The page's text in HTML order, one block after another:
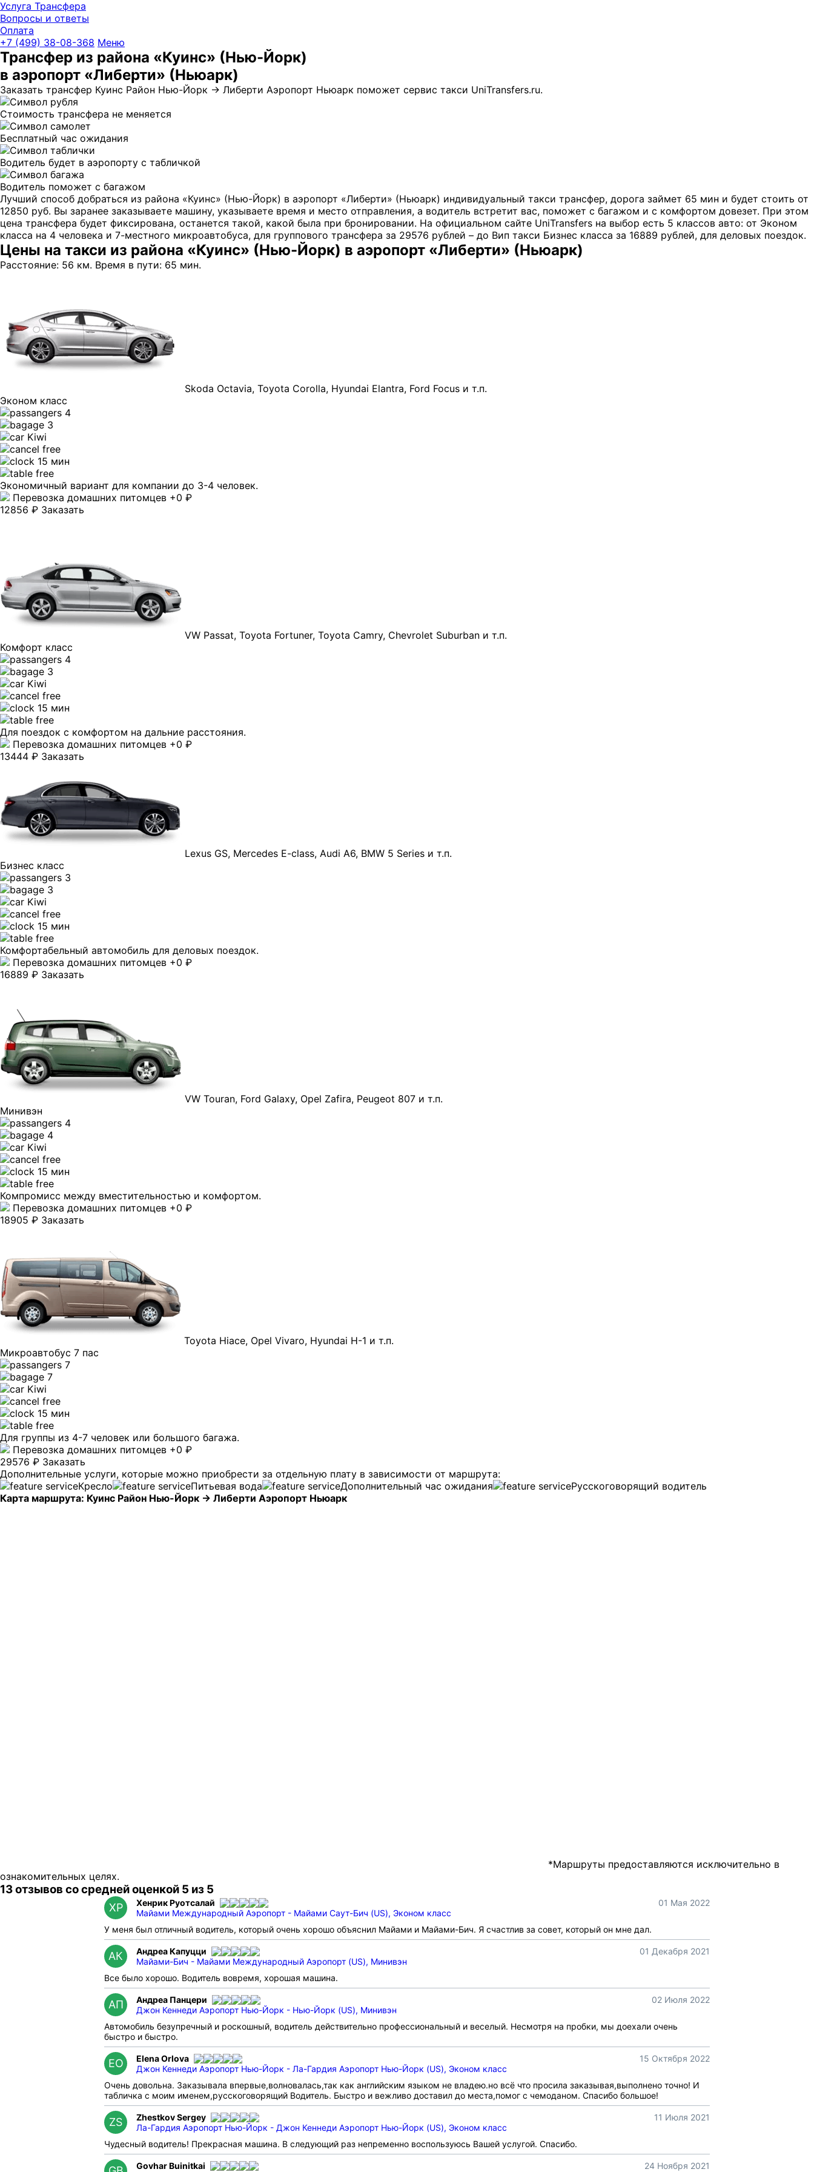
UniTransfers
Услуга Трансфера
Вопросы и ответы
Оплата
+7 (499) 38-08-368 Меню
Трансфер из района «Куинс» (Нью-Йорк)
в аэропорт «Либерти» (Ньюарк)
Заказать трансфер Куинс Район Нью-Йорк → Либерти Аэропорт Ньюарк поможет сервис такси UniTransfers.ru.
Стоимость трансфера не меняется
Бесплатный час ожидания
Водитель будет в аэропорту с табличкой
Водитель поможет с багажом
Лучший способ добраться из района «Куинс» (Нью-Йорк) в аэропорт «Либерти» (Ньюарк) индивидуальный такси трансфер, дорога займет 65 мин и будет стоить от
12850 руб. Вы заранее заказываете машину, указываете время и место отправления, а водитель встретит вас, поможет с багажом и с комфортом довезет. При этом
цена трансфера будет фиксирована, останется такой, какой была при бронировании. На официальном сайте UniTransfers на выбор есть 5 классов авто: от Эконом
класса на 4 человека и 7-местного микроавтобуса, для группового трансфера за 29576 рублей – до Вип такси Бизнес класса за 16889 рублей, для деловых поездок.
Цены на такси из района «Куинс» (Нью-Йорк) в аэропорт «Либерти» (Ньюарк)
Расстояние: 56 км. Время в пути: 65 мин.
Skoda Octavia, Toyota Corolla, Hyundai Elantra, Ford Focus и т.п.
Эконом класс
4
3
Kiwi
free
15 мин
free
Экономичный вариант для компании до 3-4 человек.
Перевозка домашних питомцев +0 ₽
12856 ₽ Заказать
VW Passat, Toyota Fortuner, Toyota Camry, Chevrolet Suburban и т.п.
Комфорт класс
4
3
Kiwi
free
15 мин
free
Для поездок с комфортом на дальние расстояния.
Перевозка домашних питомцев +0 ₽
13444 ₽ Заказать
Lexus GS, Mercedes E-class, Audi A6, BMW 5 Series и т.п.
Бизнес класс
3
3
Kiwi
free
15 мин
free
Комфортабельный автомобиль для деловых поездок.
Перевозка домашних питомцев +0 ₽
16889 ₽ Заказать
VW Touran, Ford Galaxy, Opel Zafira, Peugeot 807 и т.п.
Минивэн
4
4
Kiwi
free
15 мин
free
Компромисс между вместительностью и комфортом.
Перевозка домашних питомцев +0 ₽
18905 ₽ Заказать
Toyota Hiace, Opel Vivaro, Hyundai H-1 и т.п.
Микроавтобус 7 пас
7
7
Kiwi
free
15 мин
free
Для группы из 4-7 человек или большого багажа.
Перевозка домашних питомцев +0 ₽
29576 ₽ Заказать
Дополнительные услуги, которые можно приобрести за отдельную плату в зависимости от маршрута:
Кресло
Питьевая вода Дополнительный час ожидания
Русскоговорящий водитель
Карта маршрута: Куинс Район Нью-Йорк → Либерти Аэропорт Ньюарк
*Маршруты предоставляются исключительно в
ознакомительных целях.
13 отзывов со средней оценкой 5 из 5
ХР Хенрик Руотсалай
01 Мая 2022
Майами Международный Аэропорт - Майами Саут-Бич (US), Эконом класс
У меня был отличный водитель, который очень хорошо объяснил Майами и Майами-Бич. Я счастлив за совет, который он мне дал.
АК Андреа Капуцци
01 Декабря 2021
Майами-Бич - Майами Международный Аэропорт (US), Минивэн
Все было хорошо. Водитель вовремя, хорошая машина.
АП Андреа Панцери
02 Июля 2022
Джон Кеннеди Аэропорт Нью-Йорк - Нью-Йорк (US), Минивэн
Автомобиль безупречный и роскошный, водитель действительно профессиональный и веселый. Несмотря на пробки, мы доехали очень
быстро и быстро.
EO Elena Orlova
15 Октября 2022
Джон Кеннеди Аэропорт Нью-Йорк - Ла-Гардия Аэропорт Нью-Йорк (US), Эконом класс
Очень довольна. Заказывала впервые,волновалась,так как английским языком не владею.но всё что просила заказывая,выполнено точно! И
табличка с моим именем,русскоговорящий Водитель. Быстро и вежливо доставил до места,помог с чемоданом. Спасибо большое!
ZS Zhestkov Sergey
11 Июля 2021
Ла-Гардия Аэропорт Нью-Йорк - Джон Кеннеди Аэропорт Нью-Йорк (US), Эконом класс
Чудесный водитель! Прекрасная машина. В следующий раз непременно воспользуюсь Вашей услугой. Спасибо.
Govhar Buinitkai
24 Ноября 2021